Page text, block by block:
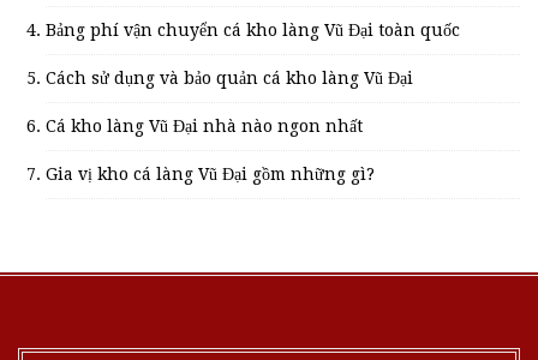
Bảng phí vận chuyển cá kho làng Vũ Đại toàn quốc
Cách sử dụng và bảo quản cá kho làng Vũ Đại
Cá kho làng Vũ Đại nhà nào ngon nhất
Gia vị kho cá làng Vũ Đại gồm những gì?